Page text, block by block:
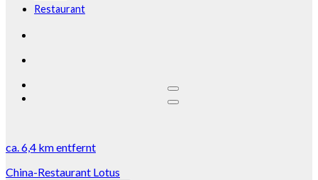
Restaurant
ca.6,4 kmentfernt
China-Restaurant Lotus